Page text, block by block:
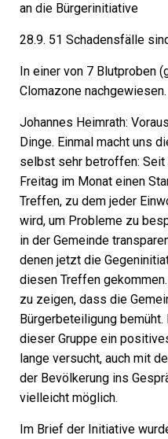
an die Bürgerinitiative
28.9. 51 Schadensfälle
In einer von 7 Blutproben
Clomazone nachgewiesen.
Johannes Heimrath:
Dinge. Einmal macht uns
selbst sehr betroffen: Seit
Freitag im Monat einen
Treffen, zu dem jeder
wird, um Probleme zu
in der Gemeinde
denen jetzt die
diesen Treffen
zu zeigen, dass die
Bürgerbeteiligung
dieser Gruppe ein
lange versucht, auch mit
der Bevölkerung ins
vielleicht möglich.
Im Brief der Initiative